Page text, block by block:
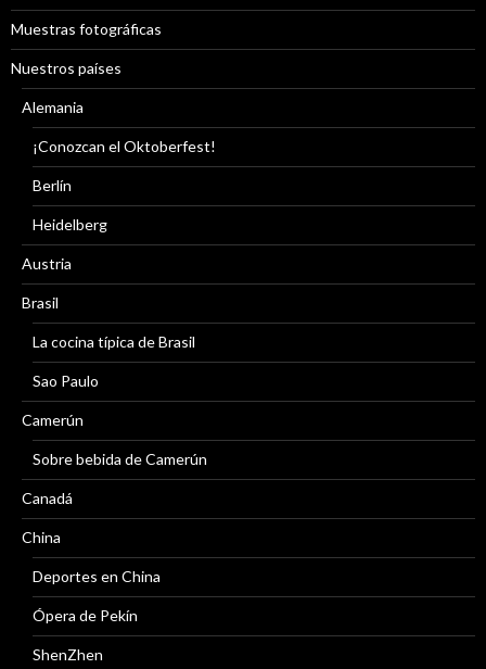
Muestras fotográficas
Nuestros países
Alemania
¡Conozcan el Oktoberfest!
Berlín
Heidelberg
Austria
Brasil
La cocina típica de Brasil
Sao Paulo
Camerún
Sobre bebida de Camerún
Canadá
China
Deportes en China
Ópera de Pekín
ShenZhen